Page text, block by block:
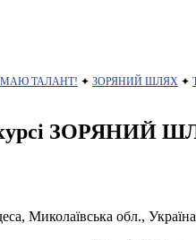
ТАЛАНТ! ✦ ЗОРЯНИЙ ШЛЯХ ✦
ЗОРЯНИЙ
Миколаївська обл.,